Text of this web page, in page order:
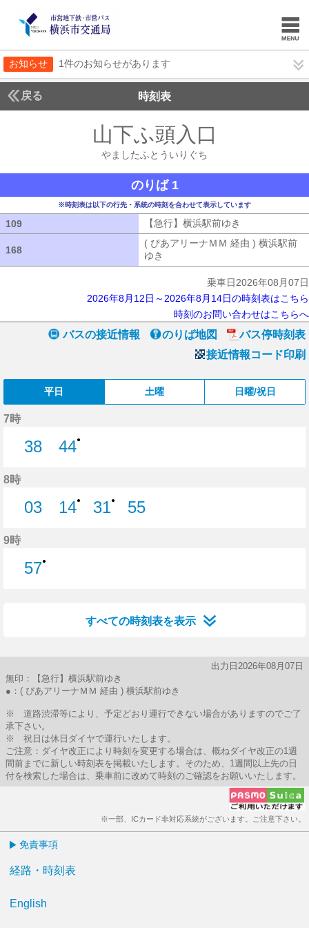
お知らせ 1件のお知らせがあります
戻る 時刻表
山下ふ頭入口
やましたふとういりぐち
のりば 1
※時刻表は以下の行先・系統の時刻を合わせて表示しています
109 【急行】横浜駅前ゆき
168
( ぴあアリーナＭＭ 経由 ) 横浜駅前
ゆき
乗車日2026年08月07日
2026年8月12日～2026年8月14日の時刻表はこちら
時刻のお問い合わせはこちらへ
バスの接近情報 のりば地図
バス停時刻表
接近情報コード印刷
平日 土曜 日曜/祝日
7時
38
44●
8時
03
14●
31●
55
9時
57●
すべての時刻表を表示
出力日2026年08月07日
無印：【急行】横浜駅前ゆき
●：( ぴあアリーナＭＭ 経由 ) 横浜駅前ゆき
※ 道路渋滞等により、予定どおり運行できない場合がありますのでご了
承下さい。
※ 祝日は休日ダイヤで運行いたします。
ご注意：ダイヤ改正により時刻を変更する場合は、概ねダイヤ改正の1週
間前までに新しい時刻表を掲載いたします。そのため、1週間以上先の日
付を検索した場合は、乗車前に改めて時刻のご確認をお願いいたします。
※一部、ICカード非対応系統がございます。ご注意下さい。
免責事項
経路・時刻表
English